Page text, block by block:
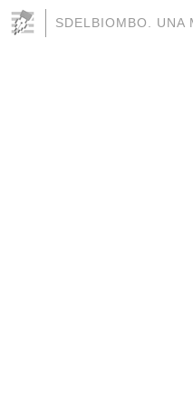
SDELBIOMBO. UNA